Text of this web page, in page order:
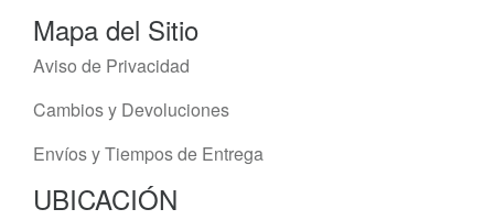
Mapa del Sitio
Aviso de Privacidad
Cambios y Devoluciones
Envíos y Tiempos de Entrega
UBICACIÓN